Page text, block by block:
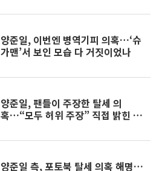
양준일, 이번엔 병역기피 의혹…‘슈
가맨’서 보인 모습 다 거짓이었나
양준일, 팬들이 주장한 탈세 의
혹…“모두 허위 주장” 직접 밝힌 심
양준일 측, 포토북 탈세 의혹 해명…